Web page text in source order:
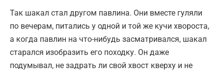
Так шакал стал другом павлина. Они вместе гуляли
по вечерам, питались у одной и той же кучи хвороста,
а когда павлин на что-нибудь засматривался, шакал
старался изобразить его походку. Он даже
подумывал, не задрать ли свой хвост кверху и не